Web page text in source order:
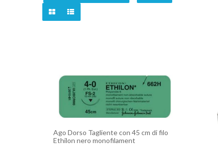
Ago Dorso Tagliente con 45 cm di filo
Ethilon nero monofilament